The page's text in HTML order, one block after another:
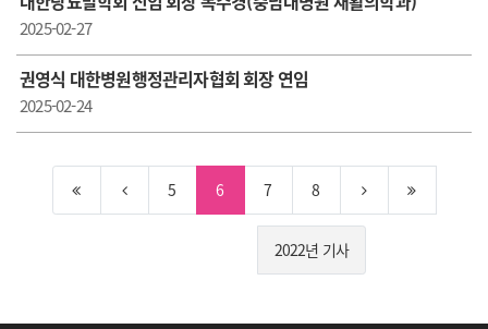
2025-02-27
권영식 대한병원행정관리자협회 회장 연임
2025-02-24
5 6 7 8
2022년 기사